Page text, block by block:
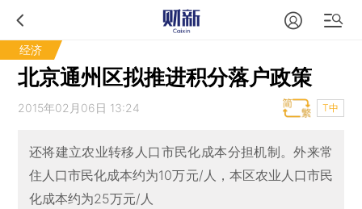
经济
北京通州区拟推进积分落户政策
2015年02月06日 13:24 T中
还将建立农业转移人口市民化成本分担机制。外来常
住人口市民化成本约为10万元/人，本区农业人口市民
化成本约为25万元/人